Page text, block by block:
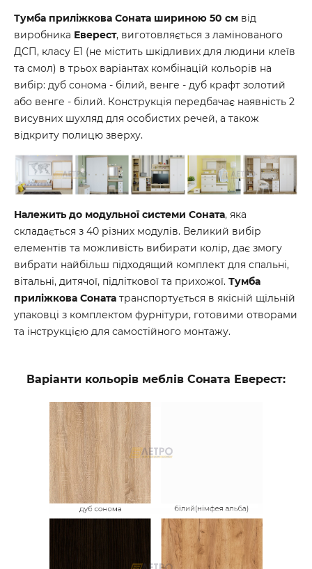
Тумба приліжкова Соната шириною 50 см від
виробника Еверест, виготовляється з ламінованого
ДСП, класу Е1 (не містить шкідливих для людини клеїв
та смол) в трьох варіантах комбінацій кольорів на
вибір: дуб сонома - білий, венге - дуб крафт золотий
або венге - білий. Конструкція передбачає наявність 2
висувних шухляд для особистих речей, а також
відкриту полицю зверху.
Належить до модульної системи Соната, яка
складається з 40 різних модулів. Великий вибір
елементів та можливість вибирати колір, дає змогу
вибрати найбільш підходящий комплект для спальні,
вітальні, дитячої, підліткової та прихожої. Тумба
приліжкова Соната транспортується в якісній щільній
упаковці з комплектом фурнітури, готовими отворами
та інструкцією для самостійного монтажу.
Варіанти кольорів меблів Соната Еверест: